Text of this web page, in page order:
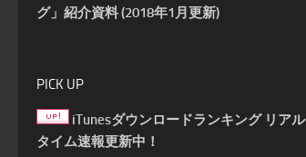
グ」紹介資料 (2018年1月更新)
PICK UP
iTunesダウンロードランキング リアル
タイム速報更新中！